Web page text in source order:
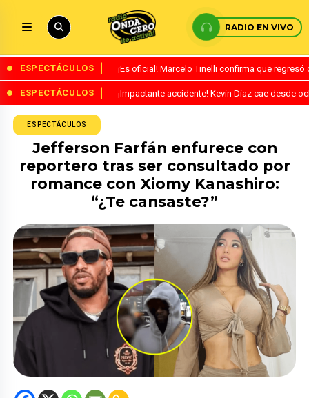
RADIO EN VIVO
ESPECTÁCULOS ¡Es oficial! Marcelo Tinelli confirma que
ESPECTÁCULOS ¡Impactante accidente! Kevin Díaz cae desde
ESPECTÁCULOS
Jefferson Farfán enfurece con
reportero tras ser consultado por
romance con Xiomy Kanashiro:
“¿Te cansaste?”